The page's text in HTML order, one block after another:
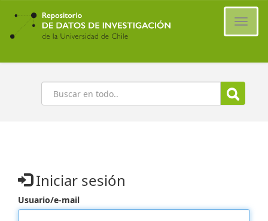
Ir
contenido
principal
Buscar
Iniciar sesión
Usuario/e-mail